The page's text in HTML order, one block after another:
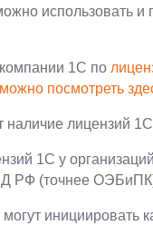
использовать и
1С по
посмотреть
наличие лицензий 1С
1С у
РФ (точнее
инициировать